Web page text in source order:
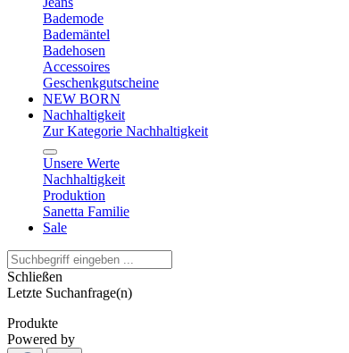
Bademode
Bademäntel
Badehosen
Accessoires
Geschenkgutscheine
NEW BORN
Nachhaltigkeit
Zur Kategorie Nachhaltigkeit
Unsere Werte
Nachhaltigkeit
Produktion
Sanetta Familie
Sale
Schließen
Letzte Suchanfrage(n)
Produkte
Powered by